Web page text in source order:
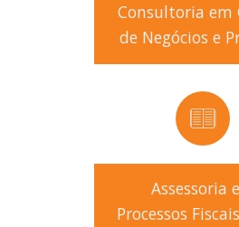
Consultoria em
de Negócios e
Assessoria
Processos